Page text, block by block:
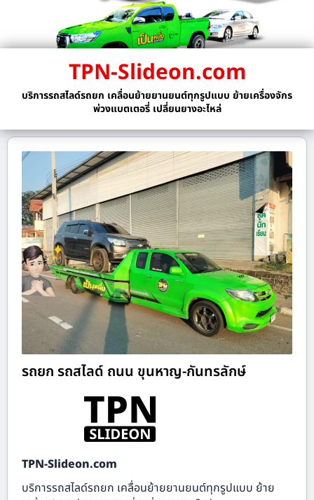
TPN-Slideon.com
บริการรถสไลด์รถยก เคลื่อนย้ายยานยนต์ทุกรูปแบบ ย้ายเครื่องจักร
พ่วงแบตเตอรี่ เปลี่ยนยางอะไหล่
รถยก รถสไลด์ ถนน ขุนหาญ-กันทรลักษ์
TPN-Slideon.com
บริการรถสไลด์รถยก เคลื่อนย้ายยานยนต์ทุกรูปแบบ ย้าย